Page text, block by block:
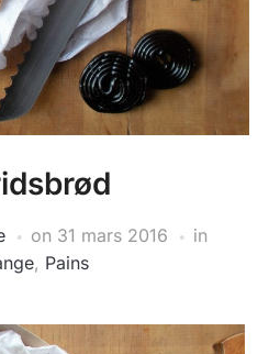
on 31 mars 2016
in
, Pains